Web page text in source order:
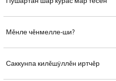
Мĕнле чĕнмелле-ши?
Саккунпа килĕшÿллĕн иртчĕр